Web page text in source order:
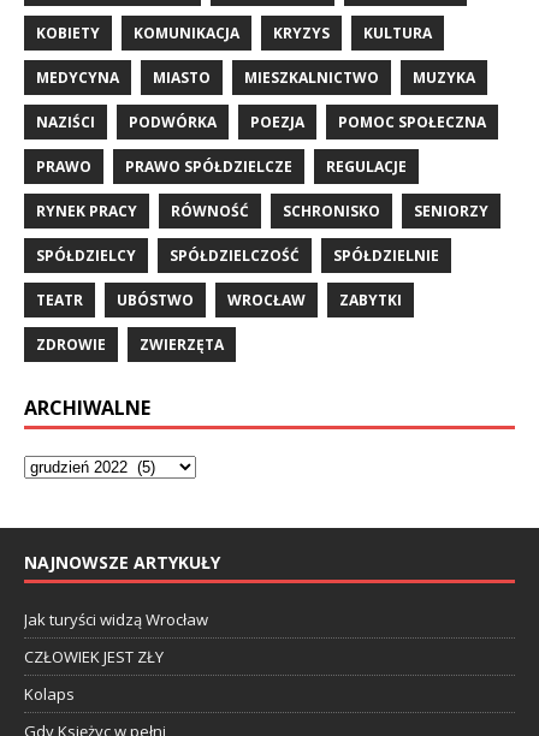
KOBIETY KOMUNIKACJA KRYZYS KULTURA
MEDYCYNA MIASTO MIESZKALNICTWO MUZYKA
NAZIŚCI PODWÓRKA POEZJA POMOC SPOŁECZNA
PRAWO PRAWO SPÓŁDZIELCZE REGULACJE
RYNEK PRACY RÓWNOŚĆ SCHRONISKO SENIORZY
SPÓŁDZIELCY SPÓŁDZIELCZOŚĆ SPÓŁDZIELNIE
TEATR UBÓSTWO WROCŁAW ZABYTKI
ZDROWIE ZWIERZĘTA
ARCHIWALNE
NAJNOWSZE ARTYKUŁY
Jak turyści widzą Wrocław
CZŁOWIEK JEST ZŁY
Kolaps
Gdy Księżyc w pełni